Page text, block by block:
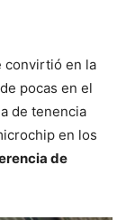
convirtió en la
pocas en el
de tenencia
en los
de